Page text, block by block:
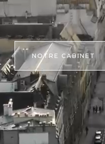
NOTRE CABINET